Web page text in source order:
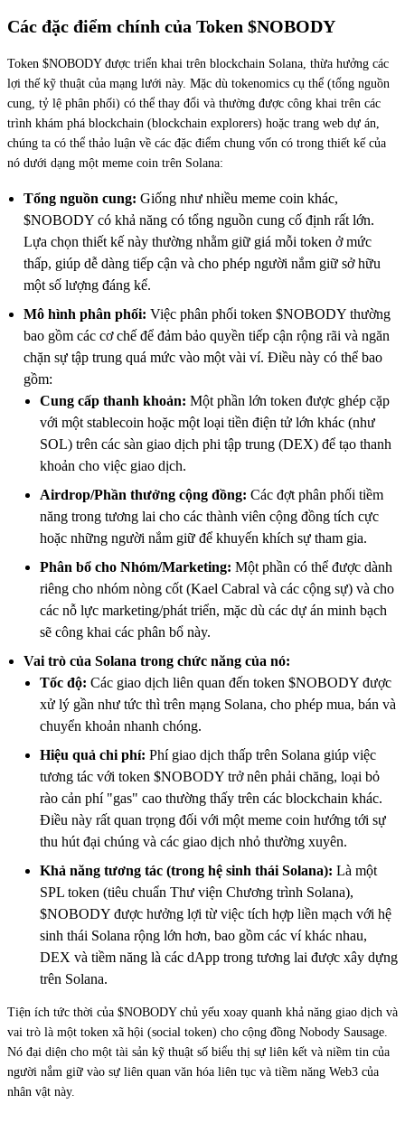
Các đặc điểm chính của Token $NOBODY
Token $NOBODY được triển khai trên blockchain Solana, thừa hưởng các
lợi thế kỹ thuật của mạng lưới này. Mặc dù tokenomics cụ thể (tổng nguồn
cung, tỷ lệ phân phối) có thể thay đổi và thường được công khai trên các
trình khám phá blockchain (blockchain explorers) hoặc trang web dự án,
chúng ta có thể thảo luận về các đặc điểm chung vốn có trong thiết kế của
nó dưới dạng một meme coin trên Solana:
Tổng nguồn cung: Giống như nhiều meme coin khác,
$NOBODY có khả năng có tổng nguồn cung cố định rất lớn.
Lựa chọn thiết kế này thường nhằm giữ giá mỗi token ở mức
thấp, giúp dễ dàng tiếp cận và cho phép người nắm giữ sở hữu
một số lượng đáng kể.
Mô hình phân phối: Việc phân phối token $NOBODY thường
bao gồm các cơ chế để đảm bảo quyền tiếp cận rộng rãi và ngăn
chặn sự tập trung quá mức vào một vài ví. Điều này có thể bao
gồm:
Cung cấp thanh khoản: Một phần lớn token được ghép cặp
với một stablecoin hoặc một loại tiền điện tử lớn khác (như
SOL) trên các sàn giao dịch phi tập trung (DEX) để tạo thanh
khoản cho việc giao dịch.
Airdrop/Phần thưởng cộng đồng: Các đợt phân phối tiềm
năng trong tương lai cho các thành viên cộng đồng tích cực
hoặc những người nắm giữ để khuyến khích sự tham gia.
Phân bổ cho Nhóm/Marketing: Một phần có thể được dành
riêng cho nhóm nòng cốt (Kael Cabral và các cộng sự) và cho
các nỗ lực marketing/phát triển, mặc dù các dự án minh bạch
sẽ công khai các phân bổ này.
Vai trò của Solana trong chức năng của nó:
Tốc độ: Các giao dịch liên quan đến token $NOBODY được
xử lý gần như tức thì trên mạng Solana, cho phép mua, bán và
chuyển khoản nhanh chóng.
Hiệu quả chi phí: Phí giao dịch thấp trên Solana giúp việc
tương tác với token $NOBODY trở nên phải chăng, loại bỏ
rào cản phí "gas" cao thường thấy trên các blockchain khác.
Điều này rất quan trọng đối với một meme coin hướng tới sự
thu hút đại chúng và các giao dịch nhỏ thường xuyên.
Khả năng tương tác (trong hệ sinh thái Solana): Là một
SPL token (tiêu chuẩn Thư viện Chương trình Solana),
$NOBODY được hưởng lợi từ việc tích hợp liền mạch với hệ
sinh thái Solana rộng lớn hơn, bao gồm các ví khác nhau,
DEX và tiềm năng là các dApp trong tương lai được xây dựng
trên Solana.
Tiện ích tức thời của $NOBODY chủ yếu xoay quanh khả năng giao dịch và
vai trò là một token xã hội (social token) cho cộng đồng Nobody Sausage.
Nó đại diện cho một tài sản kỹ thuật số biểu thị sự liên kết và niềm tin của
người nắm giữ vào sự liên quan văn hóa liên tục và tiềm năng Web3 của
nhân vật này.